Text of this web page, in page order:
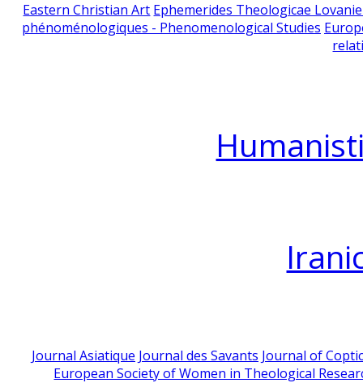
Eastern Christian Art Ephemerides Theologicae
phénoménologiques - Phenomenological Studies
Journal Asiatique Journal des Savants Journal of
European Society of Women in Theological